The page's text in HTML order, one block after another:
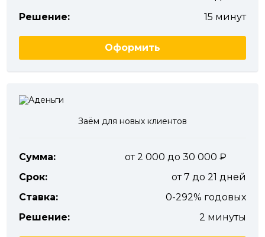
Решение:
15 минут
Оформить
Заём для новых клиентов
Сумма:
от 2 000 до 30 000
Срок:
от 7 до 21 дней
Ставка:
0-292% годовых
Решение:
2 минуты